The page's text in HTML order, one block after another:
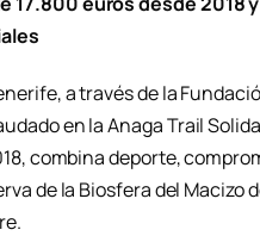
a través de la
en la Anaga Trail
combina deporte,
de la Biosfera del Macizo